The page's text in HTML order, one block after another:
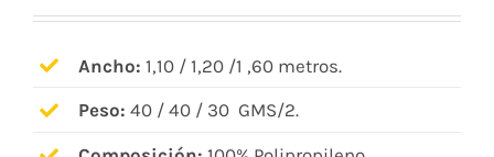
Ancho: 1,10 / 1,20 /1 ,60 metros.
Peso: 40 / 40 / 30 GMS/2.